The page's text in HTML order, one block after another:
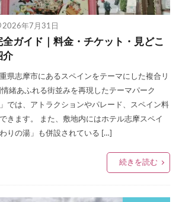
2026年7月31日
ガイド｜料金・チケット・見どこ
介
県志摩市にあるスペインをテーマにした複合リ
緒あふれる街並みを再現したテーマパーク
では、アトラクションやパレード、スペイン料
きます。 また、敷地内にはホテル志摩スペイ
りの湯」も併設されている […]
続きを読む